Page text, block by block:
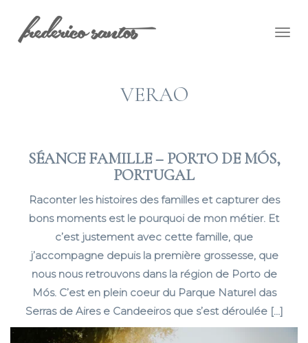
VERAO
SÉANCE FAMILLE – PORTO DE MÓS,
PORTUGAL
Raconter les histoires des familles et capturer des
bons moments est le pourquoi de mon métier. Et
c’est justement avec cette famille, que
j’accompagne depuis la première grossesse, que
nous nous retrouvons dans la région de Porto de
Mós. C’est en plein coeur du Parque Naturel das
Serras de Aires e Candeeiros que s’est déroulée […]